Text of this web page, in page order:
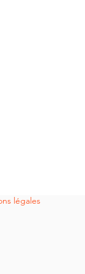
Demeure - Coach
légales